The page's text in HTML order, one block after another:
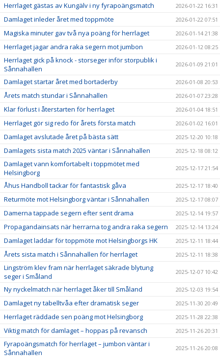
Herrlaget gästas av Kungälv i ny fyrapoängsmatch 2026-01-22 16:31
Damlaget inleder året med toppmöte 2026-01-22 07:51
Magiska minuter gav två nya poäng för herrlaget 2026-01-14 21:38
Herrlaget jagar andra raka segern mot jumbon 2026-01-12 08:25
Herrlaget gick på knock - storseger inför storpublik i
Sånnahallen
2026-01-09 21:01
Damlaget startar året med bortaderby 2026-01-08 20:53
Årets match stundar i Sånnahallen 2026-01-07 23:28
Klar förlust i återstarten för herrlaget 2026-01-04 18:51
Herrlaget gör sig redo för årets första match 2026-01-02 16:01
Damlaget avslutade året på bästa sätt 2025-12-20 10:18
Damlagets sista match 2025 väntar i Sånnahallen 2025-12-18 08:12
Damlaget vann komfortabelt i toppmötet med
Helsingborg
2025-12-17 21:54
Åhus Handboll tackar för fantastisk gåva 2025-12-17 18:40
Returmöte mot Helsingborg väntar i Sånnahallen 2025-12-17 08:07
Damerna tappade segern efter sent drama 2025-12-14 19:57
Propagandainsats när herrarna tog andra raka segern 2025-12-14 13:24
Damlaget laddar för toppmöte mot Helsingborgs HK 2025-12-11 18:44
Årets sista match i Sånnahallen för herrlaget 2025-12-11 18:38
Lingström klev fram när herrlaget säkrade blytung
seger i Småland
2025-12-07 10:42
Ny nyckelmatch när herrlaget åker till Småland 2025-12-03 19:54
Damlaget ny tabelltvåa efter dramatisk seger 2025-11-30 20:49
Herrlaget räddade sen poäng mot Helsingborg 2025-11-28 22:38
Viktig match för damlaget – hoppas på revansch 2025-11-26 20:31
Fyrapoängsmatch för herrlaget – jumbon väntar i
Sånnahallen
2025-11-26 20:08